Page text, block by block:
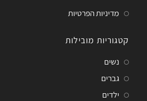
מדיניות הפרטיות
קטגוריות מובילות
נשים
גברים
ילדים